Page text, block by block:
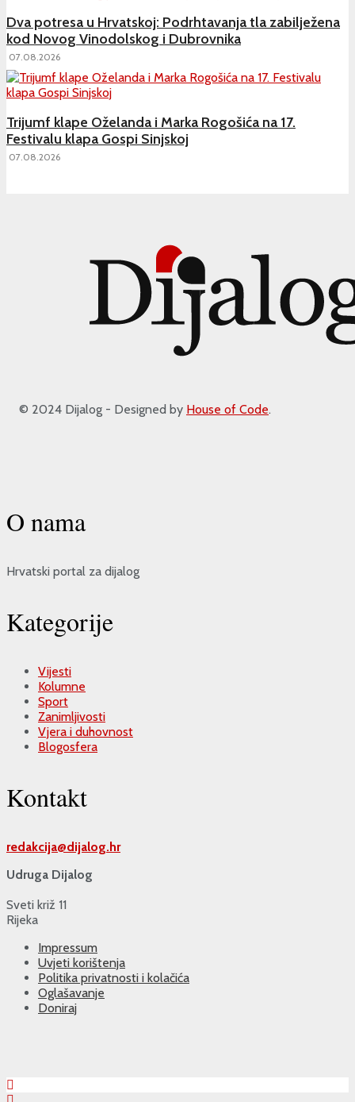
Dva potresa u Hrvatskoj: Podrhtavanja tla zabilježena
kod Novog Vinodolskog i Dubrovnika
07.08.2026
Trijumf klape Oželanda i Marka Rogošića na 17.
Festivalu klapa Gospi Sinjskoj
07.08.2026
© 2024 Dijalog - Designed by House of Code.
O nama
Hrvatski portal za dijalog
Kategorije
Vijesti
Kolumne
Sport
Zanimljivosti
Vjera i duhovnost
Blogosfera
Kontakt
redakcija@dijalog.hr
Udruga Dijalog
Sveti križ 11
Rijeka
Impressum
Uvjeti korištenja
Politika privatnosti i kolačića
Oglašavanje
Doniraj